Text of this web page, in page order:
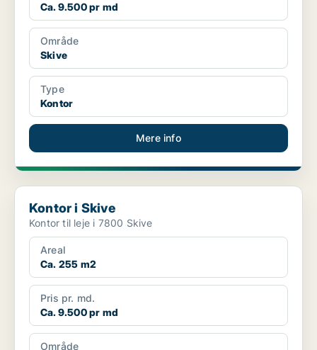
Ca. 9.500 pr md
Område
Skive
Type
Kontor
Mere info
Kontor i Skive
Kontor i Skive
Kontor til leje i 7800 Skive
Areal
Ca. 255 m2
Pris pr. md.
Ca. 9.500 pr md
Område